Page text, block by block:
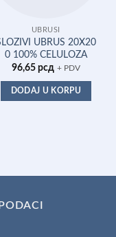
UBRUSI
UBRUS 20X20
0 100% CELULOZA
96,65 рсд + PDV
DODAJ U KORPU